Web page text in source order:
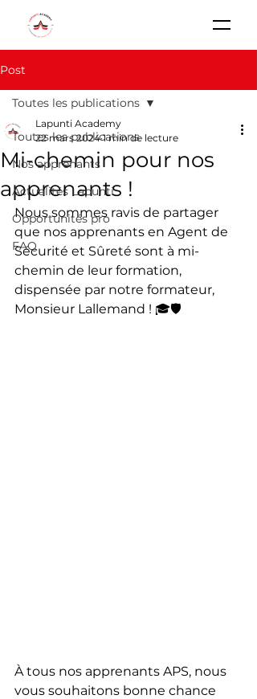
Post
Toutes les publications
Nos apprenants
Actualités Lapunti
Opportunités pro
FAQ
Toutes les publications
Mi-chemin pour nos
apprenants !
Lapunti Academy
22 mars 2024 1 min de lecture
Nous sommes ravis de partager
que nos apprenants en Agent de
Sécurité et Sûreté sont à mi-
chemin de leur formation,
dispensée par notre formateur,
Monsieur Lallemand ! 🎓🛡️
À tous nos apprenants APS, nous
vous souhaitons bonne chance